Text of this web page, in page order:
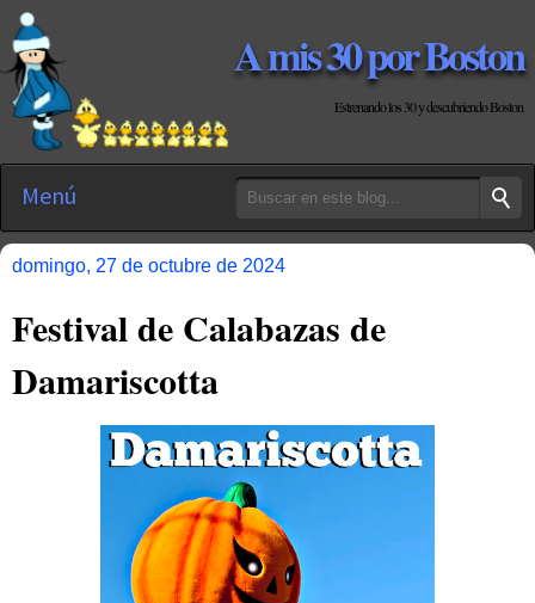
A mis 30 por Boston
Estrenando los 30 y descubriendo Boston
Menú
domingo, 27 de octubre de 2024
Festival de Calabazas de
Damariscotta